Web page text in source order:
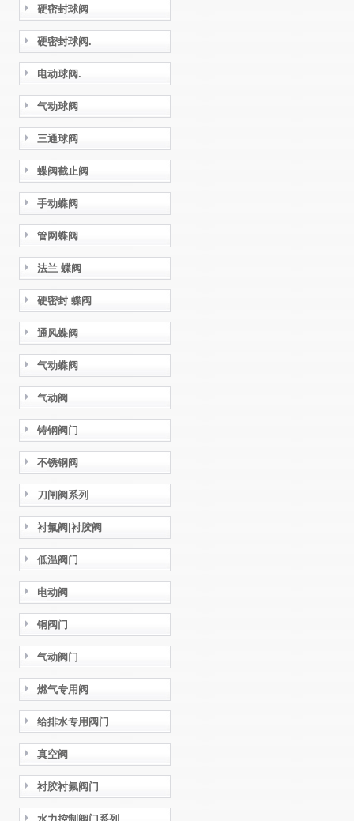
硬密封球阀
硬密封球阀.
电动球阀.
气动球阀
三通球阀
蝶阀截止阀
手动蝶阀
管网蝶阀
法兰 蝶阀
硬密封 蝶阀
通风蝶阀
气动蝶阀
气动阀
铸钢阀门
不锈钢阀
刀闸阀系列
衬氟阀|衬胶阀
低温阀门
电动阀
铜阀门
气动阀门
燃气专用阀
给排水专用阀门
真空阀
衬胶衬氟阀门